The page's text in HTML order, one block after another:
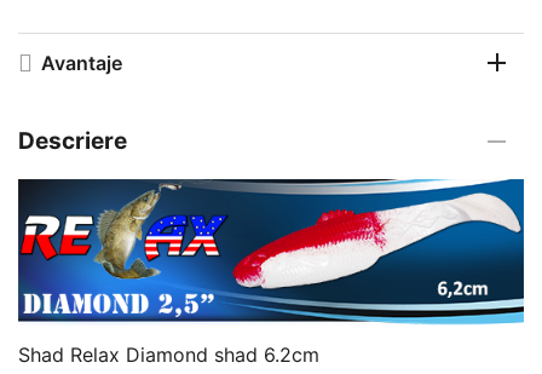
Avantaje
Descriere
Shad Relax Diamond shad 6.2cm